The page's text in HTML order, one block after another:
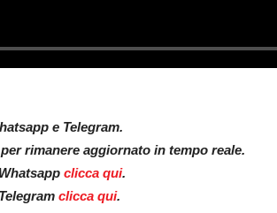
e Telegram.
rimanere aggiornato in tempo reale.
clicca qui.
clicca qui.